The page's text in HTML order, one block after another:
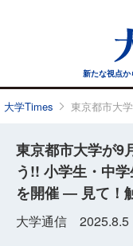
新たな視点か
大学Times 東京都市大
東京都市大学が9
う!! 小学生・中
を開催 ― 見て！
大学通信 2025.8.5